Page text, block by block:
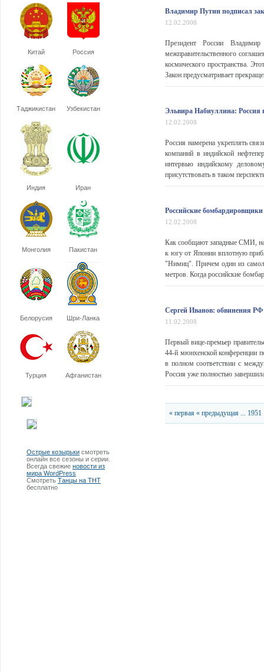
Китай Россия
Таджикистан Узбекистан
Индия Иран
Монголия Пакистан
Белорусия Шри-Ланка
Турция Афганистан
Острые козырьки смотреть
онлайн все сезоны и серии.
Всегда свежие новости из
мира WordPress
Смотреть Танцы на ТНТ
бесплатно
Владимир Путин подписал
12.02.2008
Президент России
межправительственного
космического пространства.
Закон предусматривает
Эльвира Набиуллина: Россия
12.02.2008
Россия намерена укреплять
компаний в индийской
интервью индийскому
присутствовать в таком
Российские
12.02.2008
Как сообщают западные СМИ, на
к югу от Японии вплотную
"Нимиц". Причем один из
метров. Когда российские
Сергей Иванов: обвинения
11.02.2008
Первый вице-премьер
44-й мюнхенской конференции
в полном соответствии с
Россия уже полностью
« первая « предыдущая ... 1951